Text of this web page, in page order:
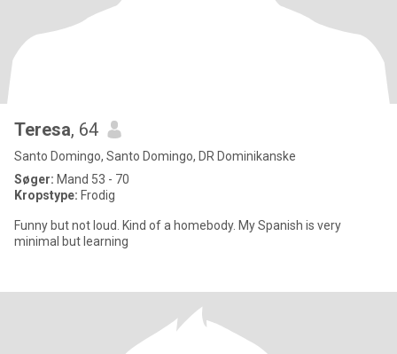
Teresa, 64
Santo Domingo, Santo Domingo, DR Dominikanske
Søger: Mand 53 - 70
Kropstype: Frodig
Funny but not loud. Kind of a homebody. My Spanish is very
minimal but learning